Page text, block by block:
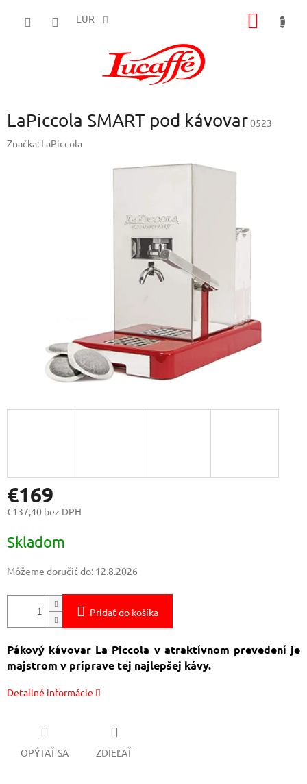
EUR
LaPiccola SMART pod kávovar0523
Značka: LaPiccola
€169
€137,40 bez DPH
cena:
Skladom
Môžeme doručiť do: 12.8.2026
Pridať do košíka
Pákový kávovar La Piccola v atraktívnom prevedení je
majstrom v príprave tej najlepšej kávy.
Detailné informácie
OPÝTAŤ SA ZDIEĽAŤ